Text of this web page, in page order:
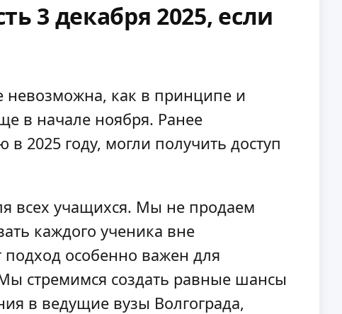
3 декабря 2025, если
невозможна, как в принципе и
в начале ноября. Ранее
2025 году, могли получить доступ
всех учащихся. Мы не продаем
каждого ученика вне
особенно важен для
стремимся создать равные шансы
в ведущие вузы Волгограда,